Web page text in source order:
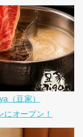
（豆家）
オープン！